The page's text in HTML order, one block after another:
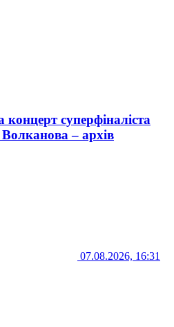
концерт суперфіналіста
– архів
07.08.2026, 16:31